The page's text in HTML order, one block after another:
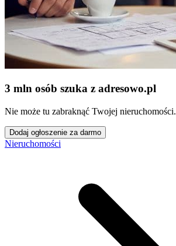
3 mln osób szuka z adresowo.pl
Nie może tu zabraknąć Twojej nieruchomości.
Dodaj ogłoszenie za darmo
Nieruchomości